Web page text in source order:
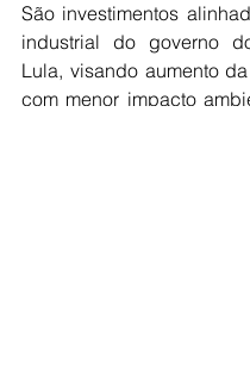
São investimentos
industrial do governo
Lula, visando aumento
com menor impacto